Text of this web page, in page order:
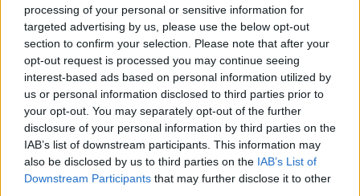
processing of your personal or sensitive information for
targeted advertising by us, please use the below opt-out
section to confirm your selection. Please note that after your
opt-out request is processed you may continue seeing
interest-based ads based on personal information utilized by
us or personal information disclosed to third parties prior to
your opt-out. You may separately opt-out of the further
disclosure of your personal information by third parties on the
IAB’s list of downstream participants. This information may
also be disclosed by us to third parties on the IAB’s List of
Downstream Participants that may further disclose it to other
Publié par 11269
le 12 avril
2020 à 8h48.
Chanteurs : Faster Pussycat
Albums :
Faster Pussycat